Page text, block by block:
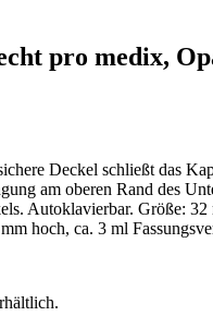
pro medix,
Deckel schließt das
am oberen Rand des
Autoklavierbar. Größe: 32
hoch, ca. 3 ml